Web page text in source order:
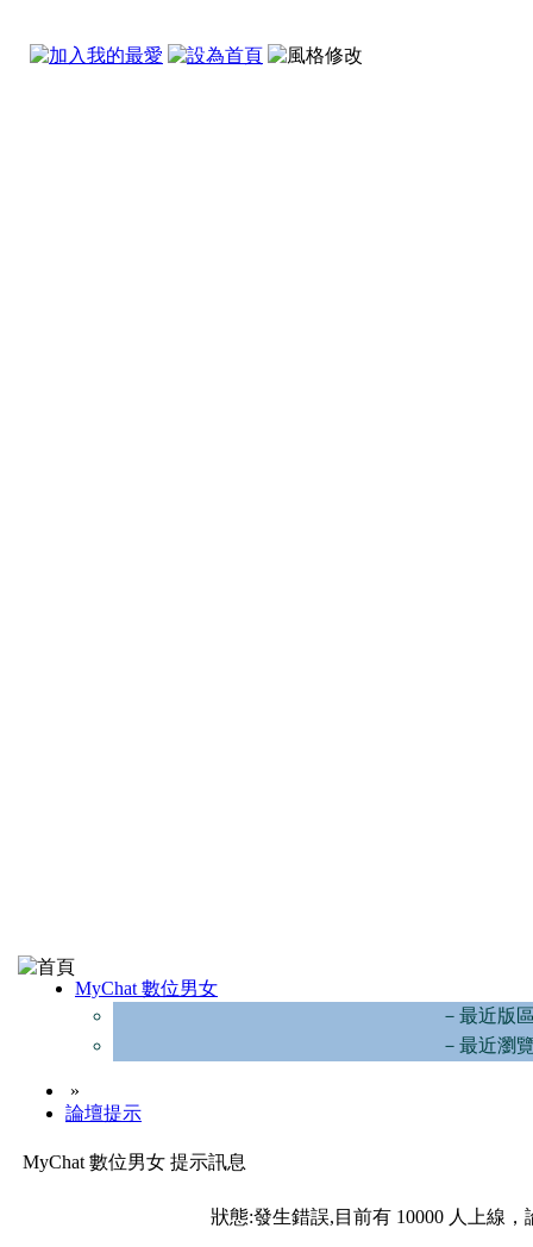
MyChat 數位男女
－最近版
－最近瀏
»
論壇提示
MyChat 數位男女 提示訊息
狀態:發生錯誤,目前有 10000 人上線